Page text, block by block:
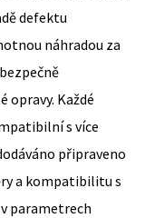
defektu
náhradou za
opravy. Každé
s více
připraveno
a kompatibilitu s
parametrech